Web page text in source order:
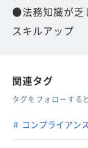
●法務知識が乏
スキルアップ
関連タグ
タグをフォローする
コンプライアン